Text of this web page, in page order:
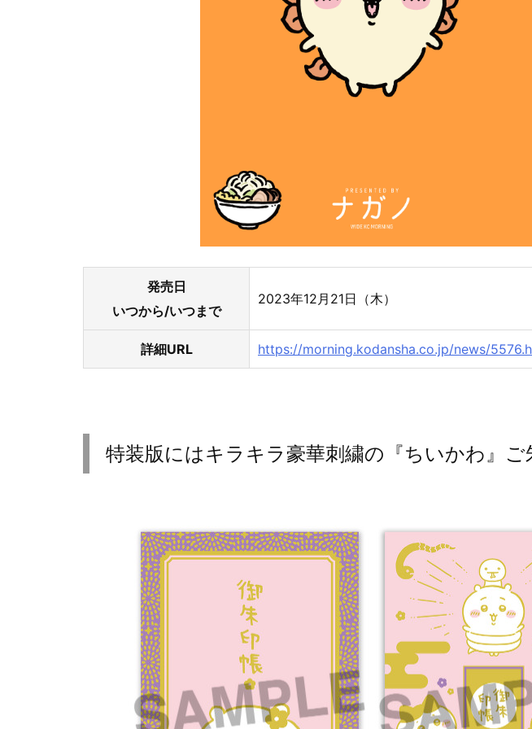
発売日
いつから/いつまで
2023年12月21日（木）
詳細URL https://morning.kodansha.co.jp/news/
特装版にはキラキラ豪華刺繍の『ちいかわ』ご